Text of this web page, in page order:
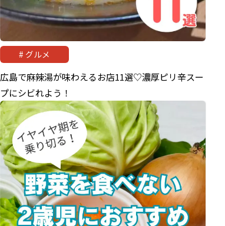
グルメ
広島で麻辣湯が味わえるお店11選♡濃厚ピリ辛スー
プにシビれよう！